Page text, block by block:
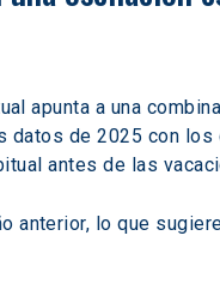
apunta a una
datos de 2025 con los
antes de las
anterior, lo que